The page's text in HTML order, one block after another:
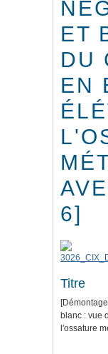
ET
DU
EN
6]
Titre
blanc : vue
l'ossature